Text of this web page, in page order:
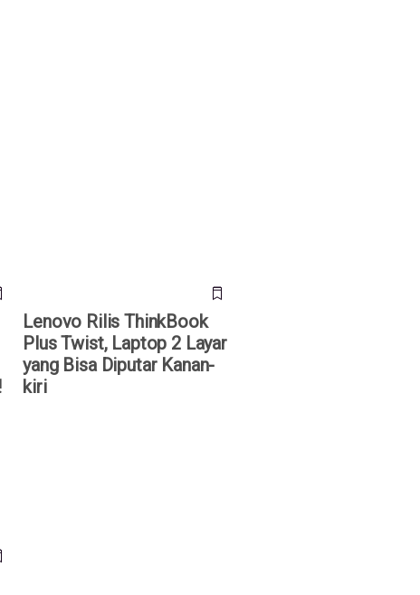
Lenovo Rilis ThinkBook
Plus Twist, Laptop 2 Layar
yang Bisa Diputar Kanan-
kiri